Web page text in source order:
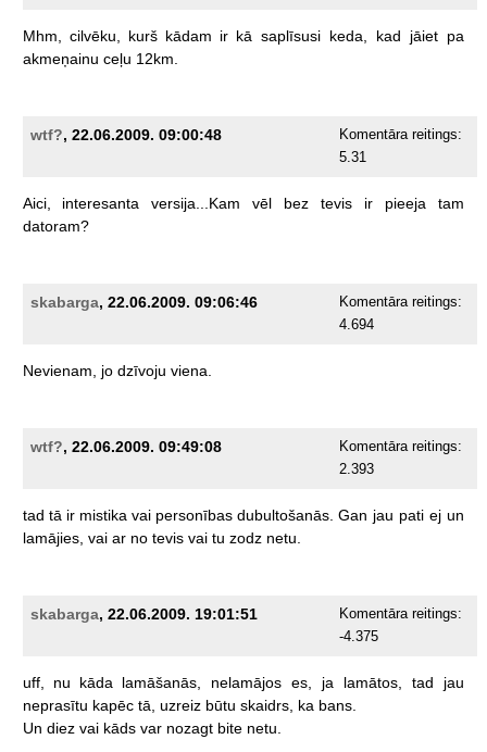
Mhm, cilvēku, kurš kādam ir kā saplīsusi keda, kad jāiet pa
akmeņainu ceļu 12km.
wtf?, 22.06.2009. 09:00:48
Komentāra reitings:
5.31
Aici, interesanta versija...Kam vēl bez tevis ir pieeja
tam
datoram?
skabarga, 22.06.2009. 09:06:46
Komentāra reitings:
4.694
Nevienam, jo dzīvoju viena.
wtf?, 22.06.2009. 09:49:08
Komentāra reitings:
2.393
tad tā ir mistika vai personības dubultošanās. Gan jau pati ej un
lamājies, vai ar no tevis vai tu zodz netu.
skabarga, 22.06.2009. 19:01:51
Komentāra reitings:
-4.375
uff, nu kāda lamāšanās, nelamājos es, ja lamātos, tad
jau
neprasītu kapēc tā, uzreiz būtu skaidrs, ka bans.
Un diez vai kāds var nozagt bite netu.